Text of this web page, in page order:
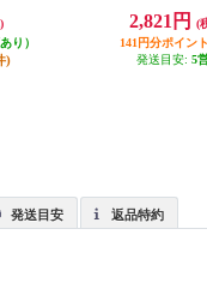
り）
)
2,821円
(
141円分ポイン
発送目安: 5
発送目安 返品特約